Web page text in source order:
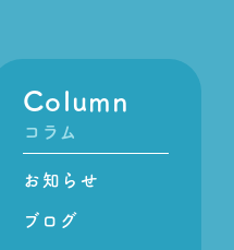
Column
コラム
お知らせ
ブログ